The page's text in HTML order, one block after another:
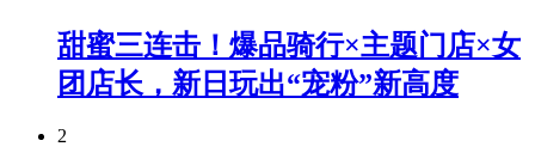
甜蜜三连击！爆品骑行×主题门店×女
团店长，新日玩出“宠粉”新高度
2